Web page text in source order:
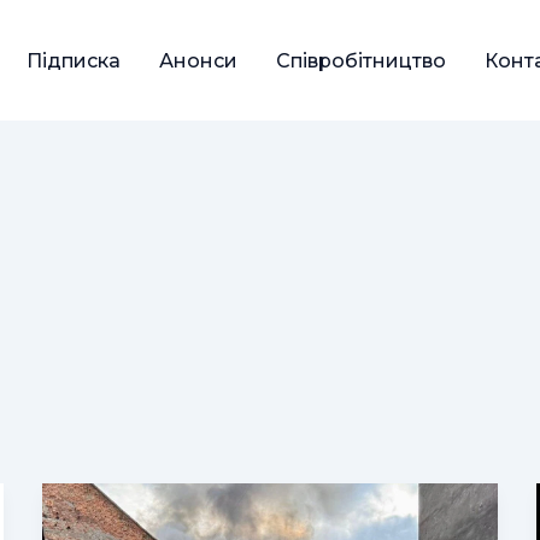
Підписка Анонси Співробітництво
Росіяни
атакували